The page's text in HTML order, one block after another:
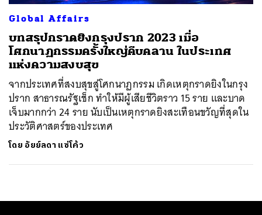
Global Affairs
บทสรุปกราดยิงกรุงปราก 2023 เมื่อ
โศกนาฏกรรมครั้งใหญ่คืบคลาน ในประเทศ
แห่งความสงบสุข
จากประเทศที่สงบสุขสู่โศกนาฏกรรม เกิดเหตุกราดยิงในกรุง
ปราก สาธารณรัฐเช็ก ทำให้มีผู้เสียชีวิตราว 15 ราย และบาด
เจ็บมากกว่า 24 ราย นับเป็นเหตุกราดยิงสะเทือนขวัญที่สุดใน
ประวัติศาสตร์ของประเทศ
โดย อัยย์ลดา แซ่โค้ว
SHARE TWEET LINE EMAIL